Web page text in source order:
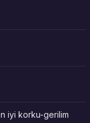
iyi korku-gerilim